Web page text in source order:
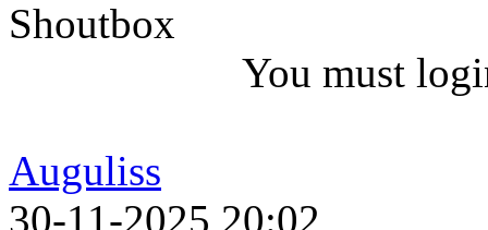
Shoutbox
You must
Auguliss
30-11-2025 20:02